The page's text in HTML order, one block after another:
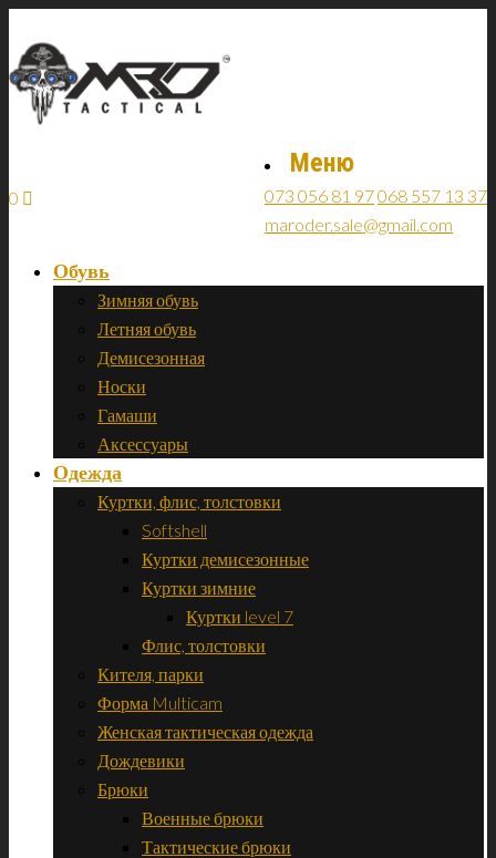
Меню
073 056 81 97068 557 13 37
maroder.sale@gmail.com
Обувь
Зимняя обувь
Летняя обувь
Демисезонная
Носки
Гамаши
Аксессуары
Одежда
Куртки, флис, толстовки
Softshell
Куртки демисезонные
Куртки зимние
Куртки level 7
Флис, толстовки
Кителя, парки
Форма Multicam
Женская тактическая одежда
Дождевики
Брюки
Военные брюки
Тактические брюки
0